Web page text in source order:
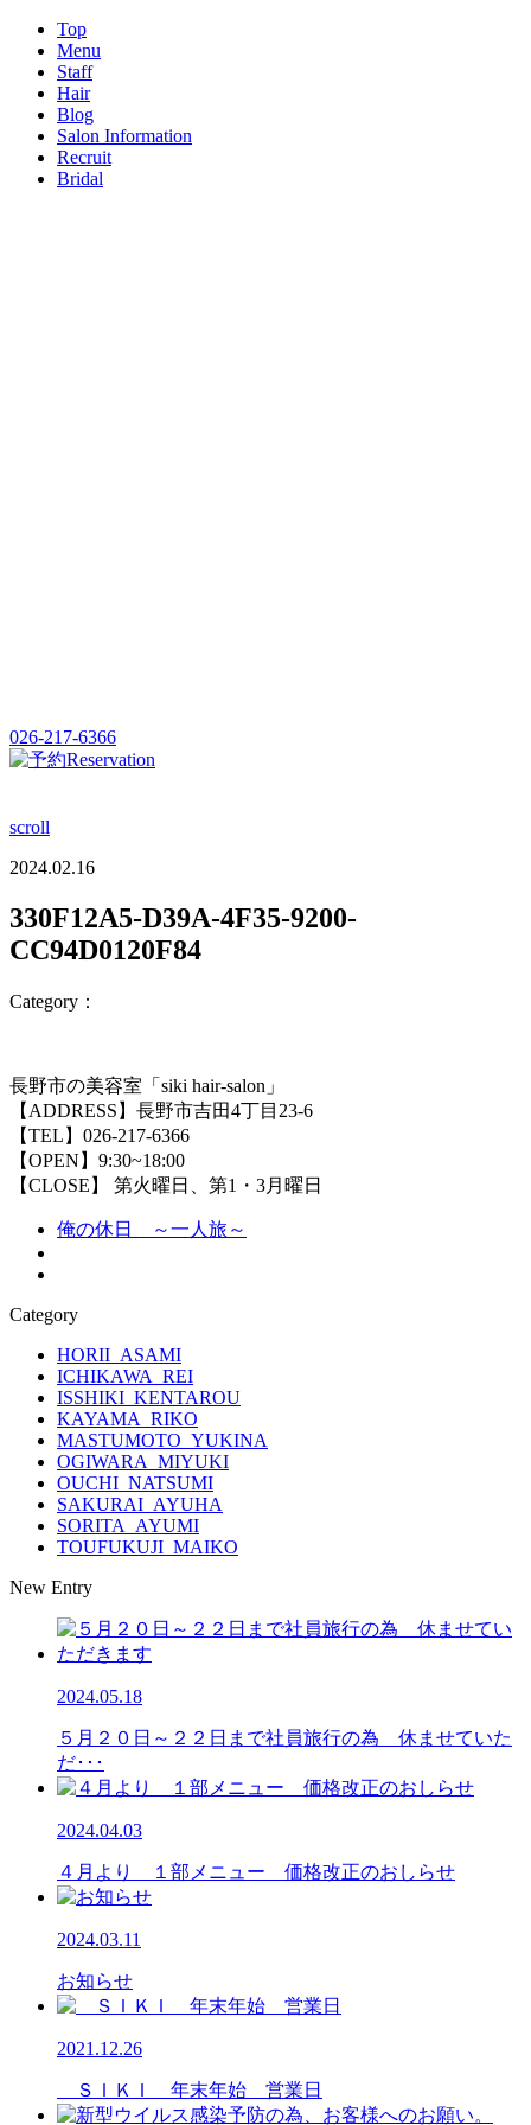
Top
Menu
Staff
Hair
Blog
Salon Information
Recruit
Bridal
026-217-6366
Reservation
scroll
2024.02.16
330F12A5-D39A-4F35-9200-
CC94D0120F84
Category：
長野市の美容室「siki hair-salon」
【ADDRESS】長野市吉田4丁目23-6
【TEL】026-217-6366
【OPEN】9:30~18:00
【CLOSE】 第火曜日、第1・3月曜日
俺の休日 ～一人旅～
Category
HORII_ASAMI
ICHIKAWA_REI
ISSHIKI_KENTAROU
KAYAMA_RIKO
MASTUMOTO_YUKINA
OGIWARA_MIYUKI
OUCHI_NATSUMI
SAKURAI_AYUHA
SORITA_AYUMI
TOUFUKUJI_MAIKO
New Entry
2024.05.18
５月２０日～２２日まで社員旅行の為 休ませていた
だ･･･
2024.04.03
４月より １部メニュー 価格改正のおしらせ
2024.03.11
お知らせ
2021.12.26
ＳＩＫＩ 年末年始 営業日